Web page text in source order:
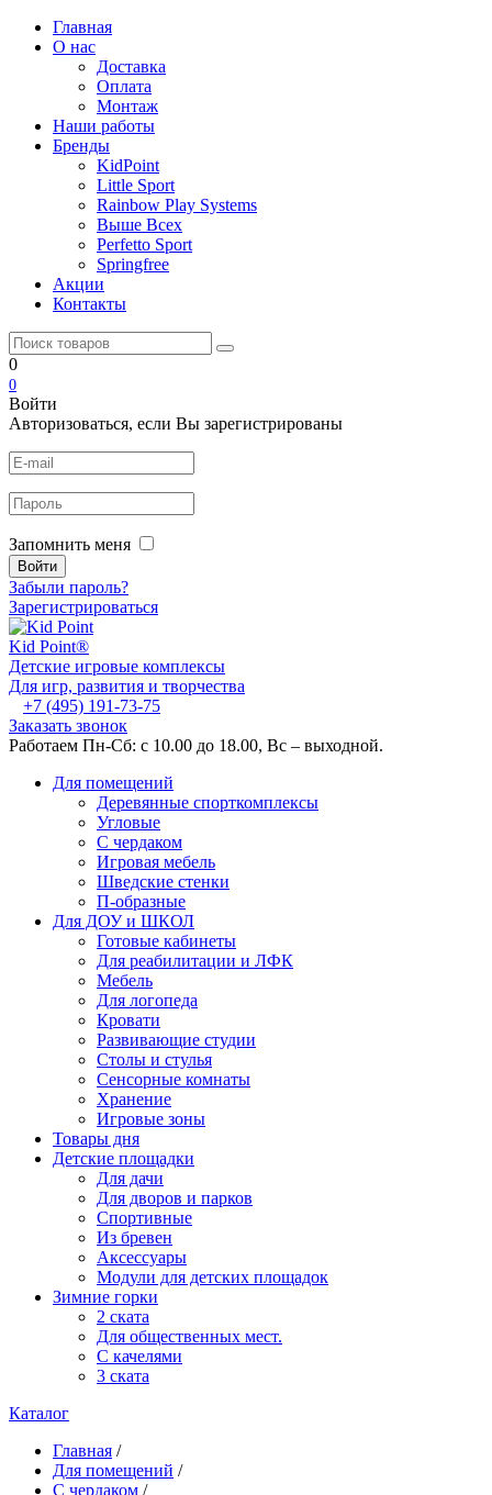
Главная
О нас
Доставка
Оплата
Монтаж
Наши работы
Бренды
KidPoint
Little Sport
Rainbow Play Systems
Выше Всех
Perfetto Sport
Springfree
Акции
Контакты
0
0
Войти
Авторизоваться, если Вы зарегистрированы
Запомнить меня
Забыли пароль?
Зарегистрироваться
Kid Point®
Детские игровые комплексы
Для игр, развития и творчества
+7 (495) 191-73-75
Заказать звонок
Работаем Пн-Сб: с 10.00 до 18.00, Вс – выходной.
Для помещений
Деревянные спорткомплексы
Угловые
С чердаком
Игровая мебель
Шведские стенки
П-образные
Для ДОУ и ШКОЛ
Готовые кабинеты
Для реабилитации и ЛФК
Мебель
Для логопеда
Кровати
Развивающие студии
Столы и стулья
Сенсорные комнаты
Хранение
Игровые зоны
Товары дня
Детские площадки
Для дачи
Для дворов и парков
Спортивные
Из бревен
Аксессуары
Модули для детских площадок
Зимние горки
2 ската
Для общественных мест.
С качелями
3 ската
Каталог
Главная /
Для помещений /
С чердаком /